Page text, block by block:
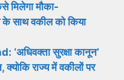
मिलेगा मौका-
साथ वकील को किया
सुरक्षा कानून’
राज्य में वकीलों पर